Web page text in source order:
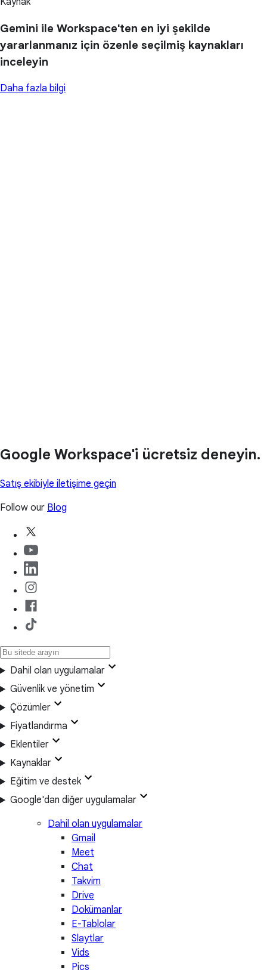
Gemini ile Workspace'ten en iyi şekilde
yararlanmanız için özenle seçilmiş kaynakları
inceleyin
Daha fazla bilgi
Google Workspace'i ücretsiz deneyin.
Satış ekibiyle iletişime geçin
Follow our Blog
Dahil olan uygulamalar
Güvenlik ve yönetim
Çözümler
Fiyatlandırma
Eklentiler
Kaynaklar
Eğitim ve destek
Google'dan diğer uygulamalar
Dahil olan uygulamalar
Gmail
Meet
Chat
Takvim
Drive
Dokümanlar
E-Tablolar
Slaytlar
Vids
Pics